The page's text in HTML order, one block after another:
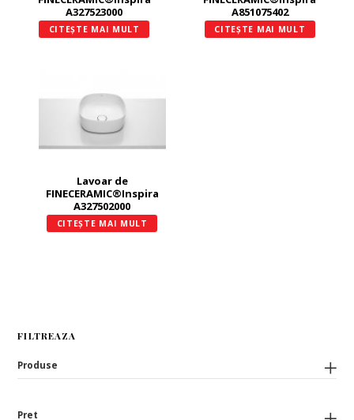
A327523000
CITEȘTE MAI MULT
A851075402
CITEȘTE MAI MULT
Lavoar de
FINECERAMIC®Inspira
A327502000
CITEȘTE MAI MULT
FILTREAZA
Produse
Pret